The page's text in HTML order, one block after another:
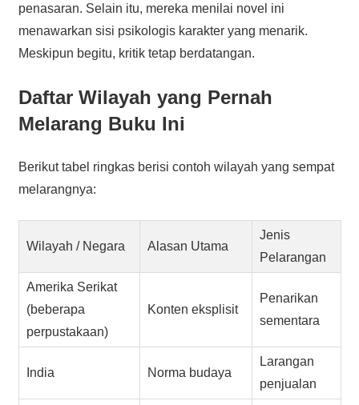
penasaran. Selain itu, mereka menilai novel ini
menawarkan sisi psikologis karakter yang menarik.
Meskipun begitu, kritik tetap berdatangan.
Daftar Wilayah yang Pernah
Melarang Buku Ini
Berikut tabel ringkas berisi contoh wilayah yang sempat
melarangnya:
Wilayah / Negara Alasan Utama
Jenis
Pelarangan
Amerika Serikat
(beberapa
perpustakaan)
Konten eksplisit
Penarikan
sementara
India Norma budaya
Larangan
penjualan